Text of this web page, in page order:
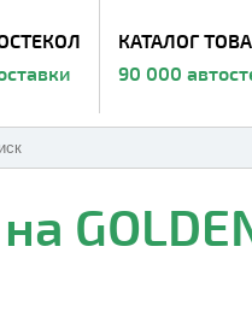
КАТАЛОГ
90 000